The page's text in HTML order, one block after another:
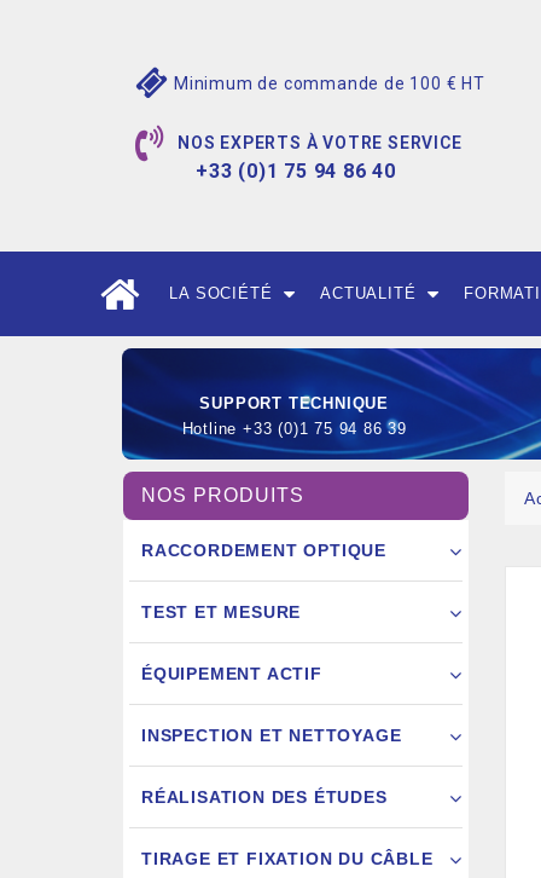
Minimum de commande de 100 € HT
NOS EXPERTS À VOTRE SERVICE
+33 (0)1 75 94 86 40
LA SOCIÉTÉ ACTUALITÉ
SUPPORT TECHNIQUE
Hotline +33 (0)1 75 94 86 39
NOS PRODUITS
RACCORDEMENT OPTIQUE
TEST ET MESURE
ÉQUIPEMENT ACTIF
INSPECTION ET NETTOYAGE
RÉALISATION DES ÉTUDES
TIRAGE ET FIXATION DU CÂBLE